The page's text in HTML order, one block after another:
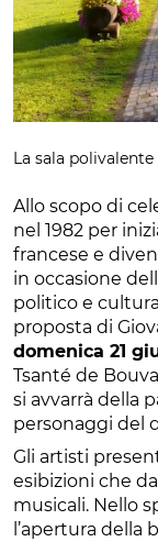
La sala
Allo scopo di
nel 1982 per
francese e
in occasione
politico e
proposta di
domenica 21
Tsanté de
si avvarrà della
personaggi del
Gli artisti
esibizioni che
musicali. Nello
l’apertura della